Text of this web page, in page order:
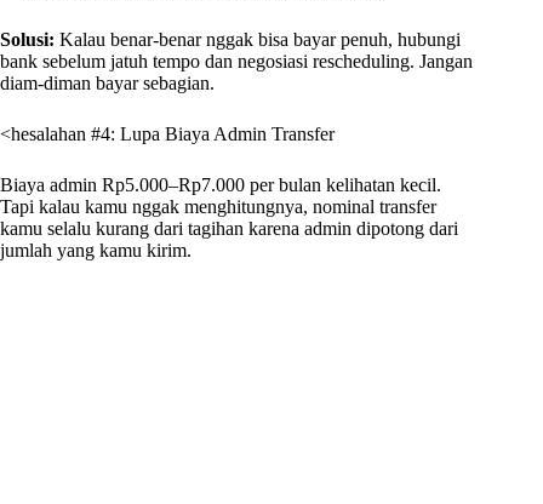
Solusi: Kalau benar-benar nggak bisa bayar penuh, hubungi
bank sebelum jatuh tempo dan negosiasi rescheduling. Jangan
diam-diman bayar sebagian.
<hesalahan #4: Lupa Biaya Admin Transfer
Biaya admin Rp5.000–Rp7.000 per bulan kelihatan kecil.
Tapi kalau kamu nggak menghitungnya, nominal transfer
kamu selalu kurang dari tagihan karena admin dipotong dari
jumlah yang kamu kirim.